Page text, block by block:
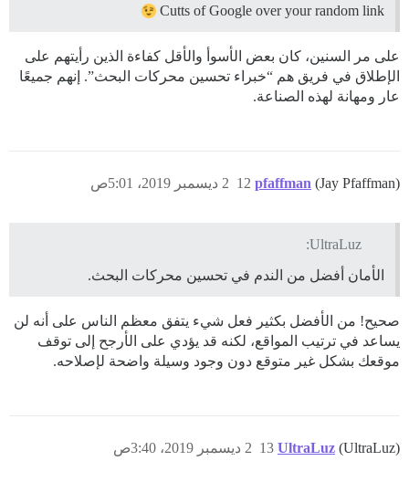
Cutts of Google over your random link
على مر السنين، كان بعض الأسوأ والأقل كفاءة الذين رأيتهم على
الإطلاق في فريق هم “خبراء تحسين محركات البحث”. إنهم جميعًا
عار ومهانة لهذه الصناعة.
pfaffman (Jay Pfaffman) 2 ديسمبر 2019، 5:01ص 12
UltraLuz:
الأمان أفضل من الندم في تحسين محركات البحث.
صحيح! من الأفضل بكثير فعل شيء يتفق معظم الناس على أنه لن
يساعد في ترتيب المواقع، لكنه قد يؤدي على الأرجح إلى توقف
موقعك بشكل غير متوقع دون وجود وسيلة واضحة لإصلاحه.
UltraLuz (UltraLuz) 2 ديسمبر 2019، 3:40ص 13